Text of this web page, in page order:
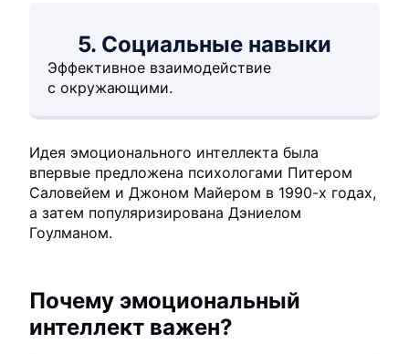
5. Социальные навыки
Эффективное взаимодействие
с окружающими.
Идея эмоционального интеллекта была
впервые предложена психологами Питером
Саловейем и Джоном Майером в 1990-х годах,
а затем популяризирована Дэниелом
Гоулманом.
Почему эмоциональный
интеллект важен?